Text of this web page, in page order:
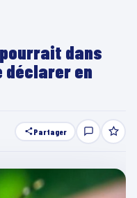
pourrait dans
déclarer en
Partager